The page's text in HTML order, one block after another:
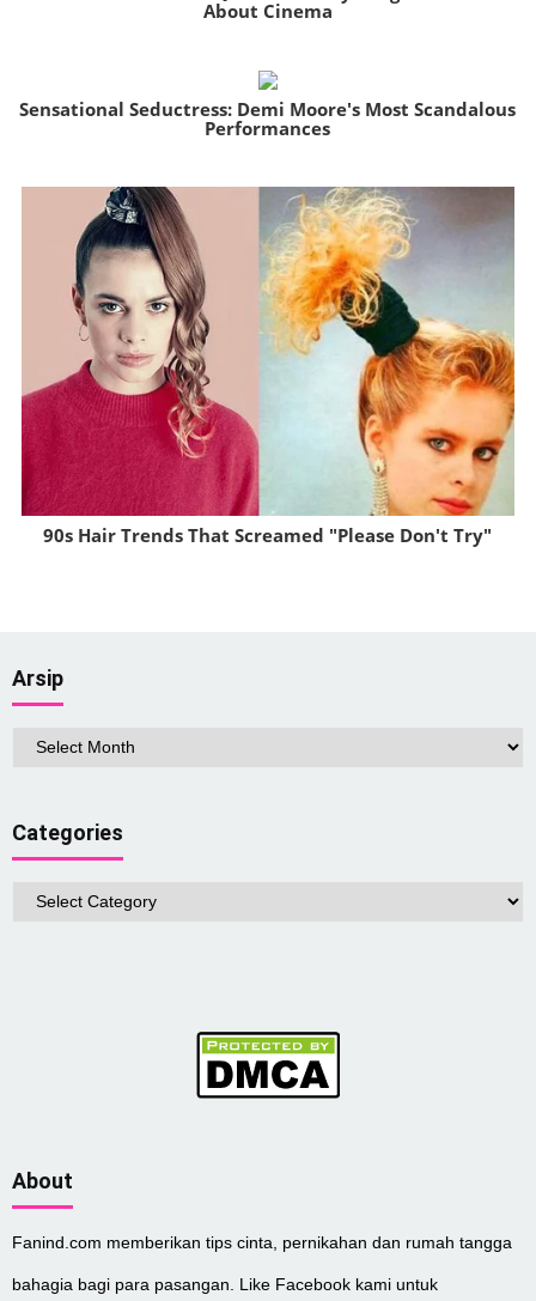
About Cinema
Sensational Seductress: Demi Moore's Most Scandalous
Performances
90s Hair Trends That Screamed "Please Don't Try"
Arsip
Arsip
Categories
Categories
About
Fanind.com memberikan tips cinta, pernikahan dan rumah tangga
bahagia bagi para pasangan. Like Facebook kami untuk